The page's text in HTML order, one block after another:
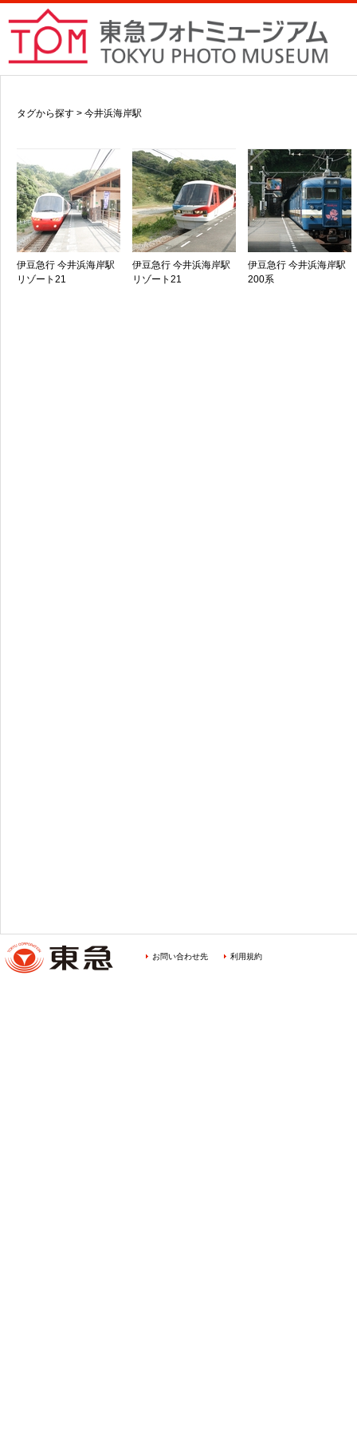
タグから探す > 今井浜海岸駅
伊豆急行 今井浜海岸駅
リゾート21
伊豆急行 今井浜海岸駅
リゾート21
伊豆急行 今井浜海岸駅
200系
お問い合わせ先 利用規約